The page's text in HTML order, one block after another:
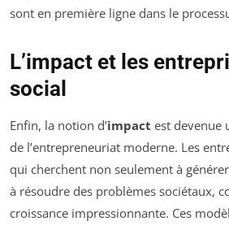
sont en première ligne dans le
L’impact et les
social
Enfin, la notion d’impact est devenue
de l’entrepreneuriat moderne. Les
qui cherchent non seulement à
à résoudre des problèmes sociétaux,
croissance impressionnante. Ces